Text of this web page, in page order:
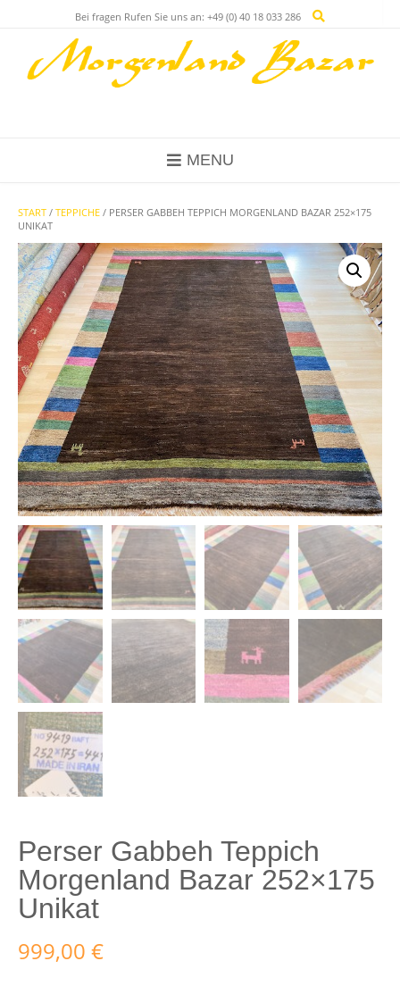
Bei fragen Rufen Sie uns an: +49 (0) 40 18 033 286
MENU
START / TEPPICHE / PERSER GABBEH TEPPICH MORGENLAND BAZAR 252×175
UNIKAT
Perser Gabbeh Teppich
Morgenland Bazar 252×175
Unikat
999,00 €